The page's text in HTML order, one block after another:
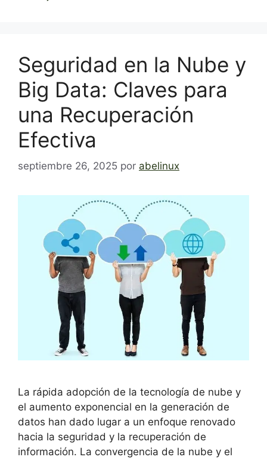
Seguridad en la Nube y
Big Data: Claves para
una Recuperación
Efectiva
septiembre 26, 2025 por abelinux
La rápida adopción de la tecnología de nube y
el aumento exponencial en la generación de
datos han dado lugar a un enfoque renovado
hacia la seguridad y la recuperación de
información. La convergencia de la nube y el